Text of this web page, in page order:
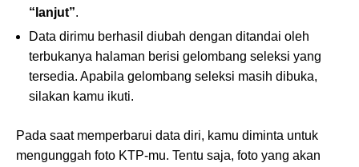
“lanjut”.
Data dirimu berhasil diubah dengan ditandai oleh
terbukanya halaman berisi gelombang seleksi yang
tersedia. Apabila gelombang seleksi masih dibuka,
silakan kamu ikuti.
Pada saat memperbarui data diri, kamu diminta untuk
mengunggah foto KTP-mu. Tentu saja, foto yang akan